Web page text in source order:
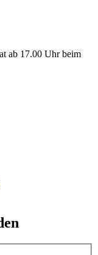
ab 17.00 Uhr beim